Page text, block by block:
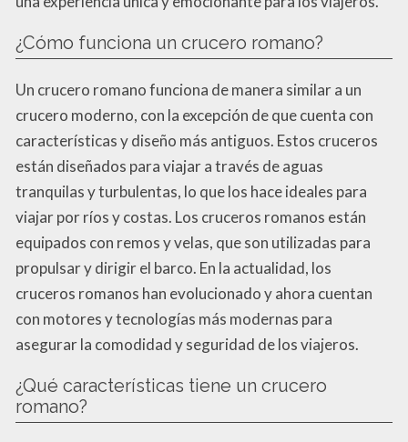
¿Cómo funciona un crucero romano?
Un crucero romano funciona de manera similar a un
crucero moderno, con la excepción de que cuenta con
características y diseño más antiguos. Estos cruceros
están diseñados para viajar a través de aguas
tranquilas y turbulentas, lo que los hace ideales para
viajar por ríos y costas. Los cruceros romanos están
equipados con remos y velas, que son utilizadas para
propulsar y dirigir el barco. En la actualidad, los
cruceros romanos han evolucionado y ahora cuentan
con motores y tecnologías más modernas para
asegurar la comodidad y seguridad de los viajeros.
¿Qué características tiene un crucero
romano?